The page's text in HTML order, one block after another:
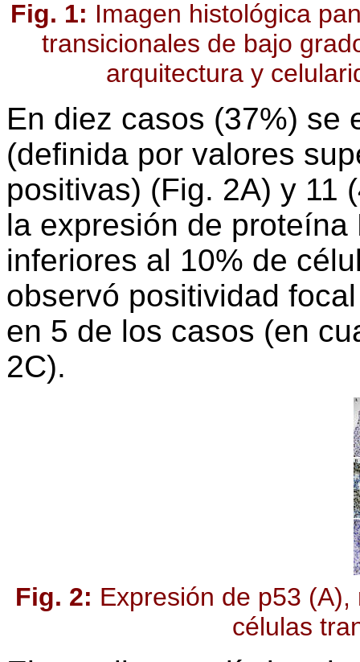
Fig. 1: Imagen histológica
transicionales de bajo
arquitectura y
En diez casos (37%) se
(definida por valores
positivas) (Fig. 2A) y 11
la expresión de
inferiores al 10% de
observó positividad
en 5 de los casos (en
2C).
Fig. 2: Expresión de p53
células